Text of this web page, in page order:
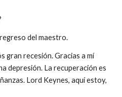
del maestro.
gran recesión. Gracias a mí
depresión. La recuperación es
Lord Keynes, aquí estoy,